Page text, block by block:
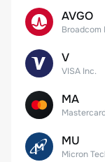
AVGO
V
VISA Inc.
MA
MU